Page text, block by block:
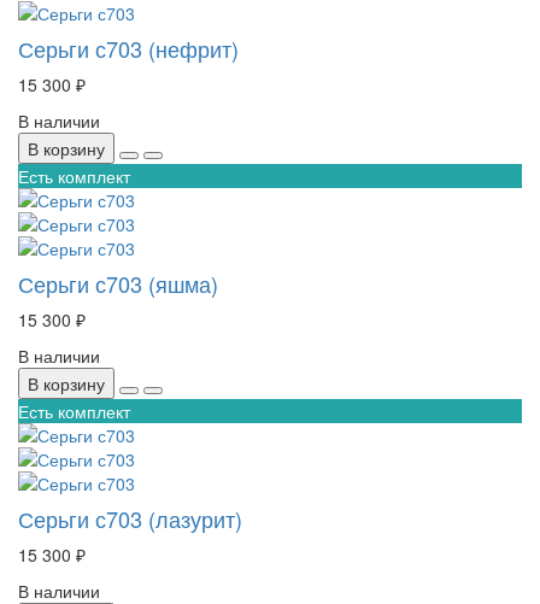
Серьги с703 (нефрит)
15 300 ₽
В наличии
В корзину
Есть комплект
Серьги с703 (яшма)
15 300 ₽
В наличии
В корзину
Есть комплект
Серьги с703 (лазурит)
15 300 ₽
В наличии